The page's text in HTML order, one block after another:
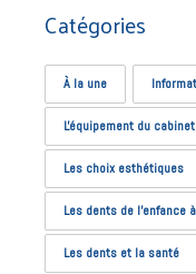
Catégories
À la une
L'équipement du
Les choix esthétiques
Les dents de l’enfance
Les dents et la santé